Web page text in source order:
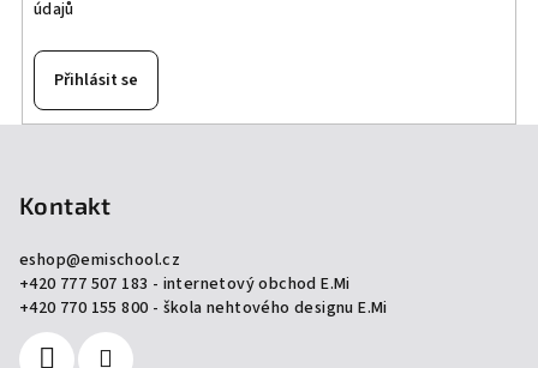
údajů
Přihlásit se
Kontakt
eshop@emischool.cz
+420 777 507 183 - internetový obchod E.Mi
+420 770 155 800 - škola nehtového designu E.Mi